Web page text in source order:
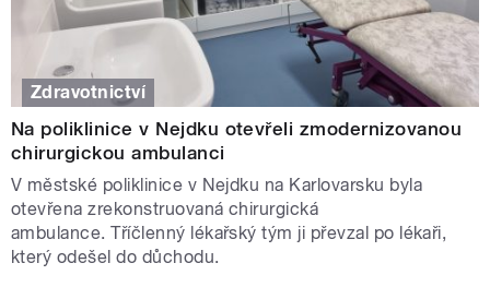
Zdravotnictví
Na poliklinice v Nejdku otevřeli zmodernizovanou
chirurgickou ambulanci
V městské poliklinice v Nejdku na Karlovarsku byla
otevřena zrekonstruovaná chirurgická
ambulance. Tříčlenný lékařský tým ji převzal po lékaři,
který odešel do důchodu.